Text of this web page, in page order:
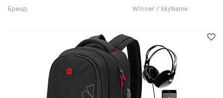
Бренд:
Winner / SkyName